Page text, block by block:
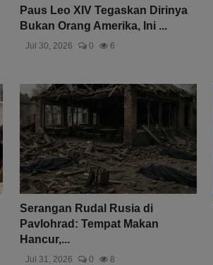
Paus Leo XIV Tegaskan Dirinya
Bukan Orang Amerika, Ini ...
Jul 30, 2026 0 6
Serangan Rudal Rusia di
Pavlohrad: Tempat Makan
Hancur,...
Jul 31, 2026 0 8